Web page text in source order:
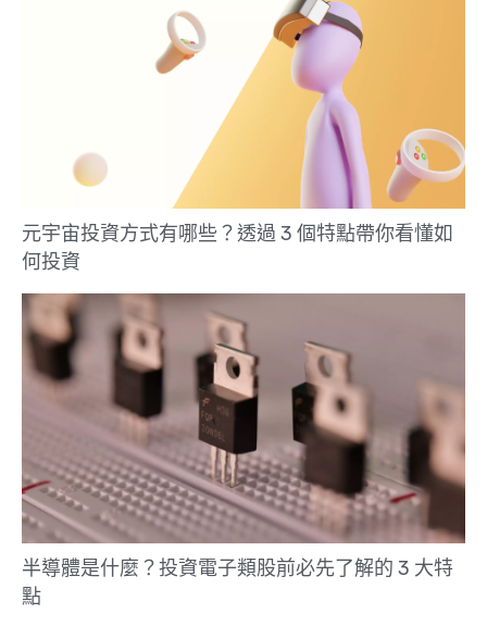
元宇宙投資方式有哪些？透過 3 個特點帶你看懂如
何投資
半導體是什麼？投資電子類股前必先了解的 3 大特
點